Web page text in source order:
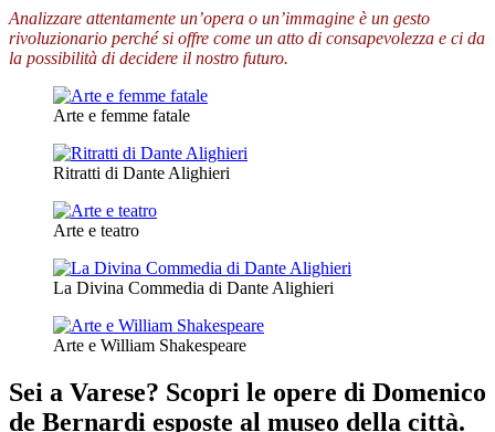
Analizzare attentamente un’opera o un’immagine è un gesto
rivoluzionario perché si offre come un atto di consapevolezza e ci da
la possibilità di decidere il nostro futuro.
Arte e femme fatale
Ritratti di Dante Alighieri
Arte e teatro
La Divina Commedia di Dante Alighieri
Arte e William Shakespeare
Sei a Varese? Scopri le opere di Domenico
de Bernardi esposte al museo della città.